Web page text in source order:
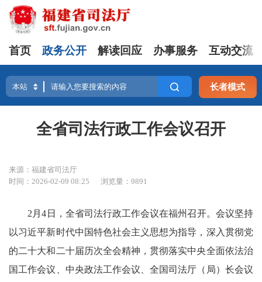
首页 政务公开 解读回应 办事服务 互动交流
长者模式
全省司法行政工作会议召开
来源：福建省司法厅
时间：2026-02-09 08:25
浏览量：9891
2月4日，全省司法行政工作会议在福州召开。会议坚持
以习近平新时代中国特色社会主义思想为指导，深入贯彻党
的二十大和二十届历次全会精神，贯彻落实中央全面依法治
国工作会议、中央政法工作会议、全国司法厅（局）长会议